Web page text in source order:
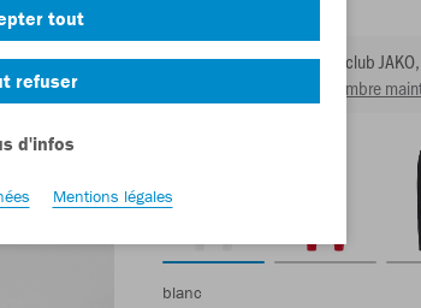
En tant que membre du club
Devenir membre
blanc
tout
refuser
d'infos
Mentions légales